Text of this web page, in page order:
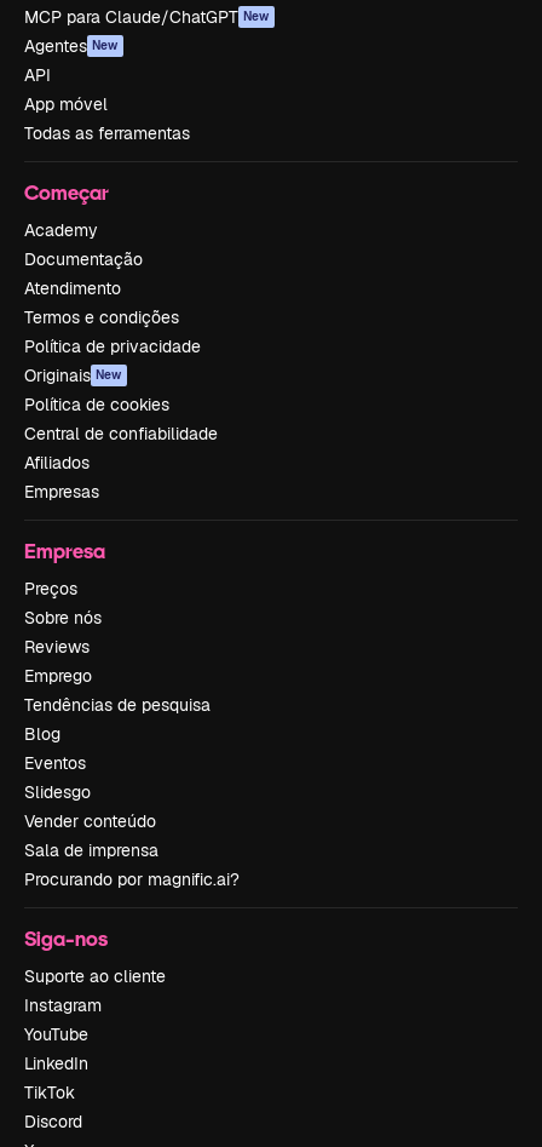
MCP para Claude/ChatGPT New
Agentes New
API
App móvel
Todas as ferramentas
Começar
Academy
Documentação
Atendimento
Termos e condições
Política de privacidade
Originais New
Política de cookies
Central de confiabilidade
Afiliados
Empresas
Empresa
Preços
Sobre nós
Reviews
Emprego
Tendências de pesquisa
Blog
Eventos
Slidesgo
Vender conteúdo
Sala de imprensa
Procurando por magnific.ai?
Siga-nos
Suporte ao cliente
Instagram
YouTube
LinkedIn
TikTok
Discord